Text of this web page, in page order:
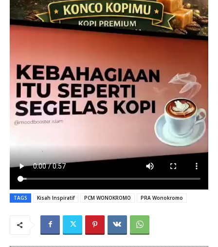
TAGS Kisah Inspiratif PCM WONOKROMO PRA Wonokromo